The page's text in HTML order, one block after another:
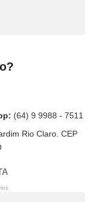
(64) 9 9988 - 7511
Rio Claro. CEP